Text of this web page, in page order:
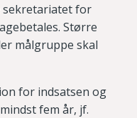
sekretariatet for
Større
målgruppe skal
for indsatsen og
fem år, jf.